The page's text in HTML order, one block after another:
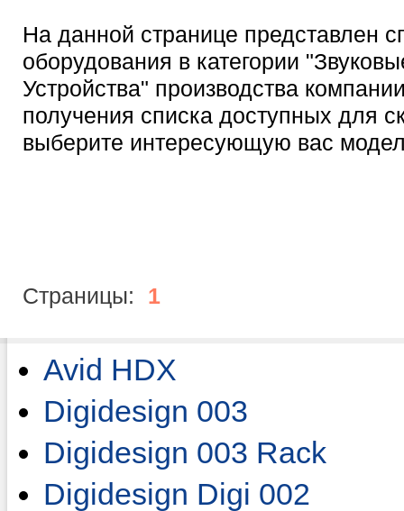
На данной странице представлен
оборудования в категории
Устройства" производства
получения списка доступных для
выберите интересующую вас
Страницы: 1
Avid HDX
Digidesign 003
Digidesign 003 Rack
Digidesign Digi 002